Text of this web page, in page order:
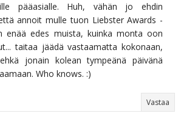
pääasialle. Huh, vähän jo ehdin
annoit mulle tuon Liebster Awards -
enää edes muista, kuinka monta oon
taitaa jäädä vastaamatta kokonaan,
jonain kolean tympeänä päivänä
Who knows. :)
Vastaa